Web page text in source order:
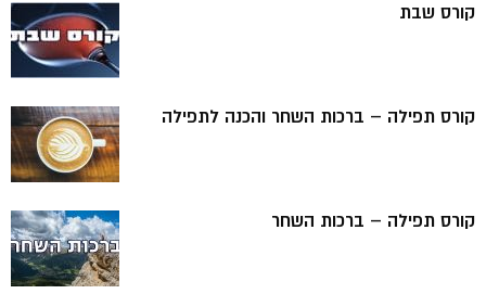
קורס שבת
קורס תפילה – ברכות השחר והכנה לתפילה
קורס תפילה – ברכות השחר